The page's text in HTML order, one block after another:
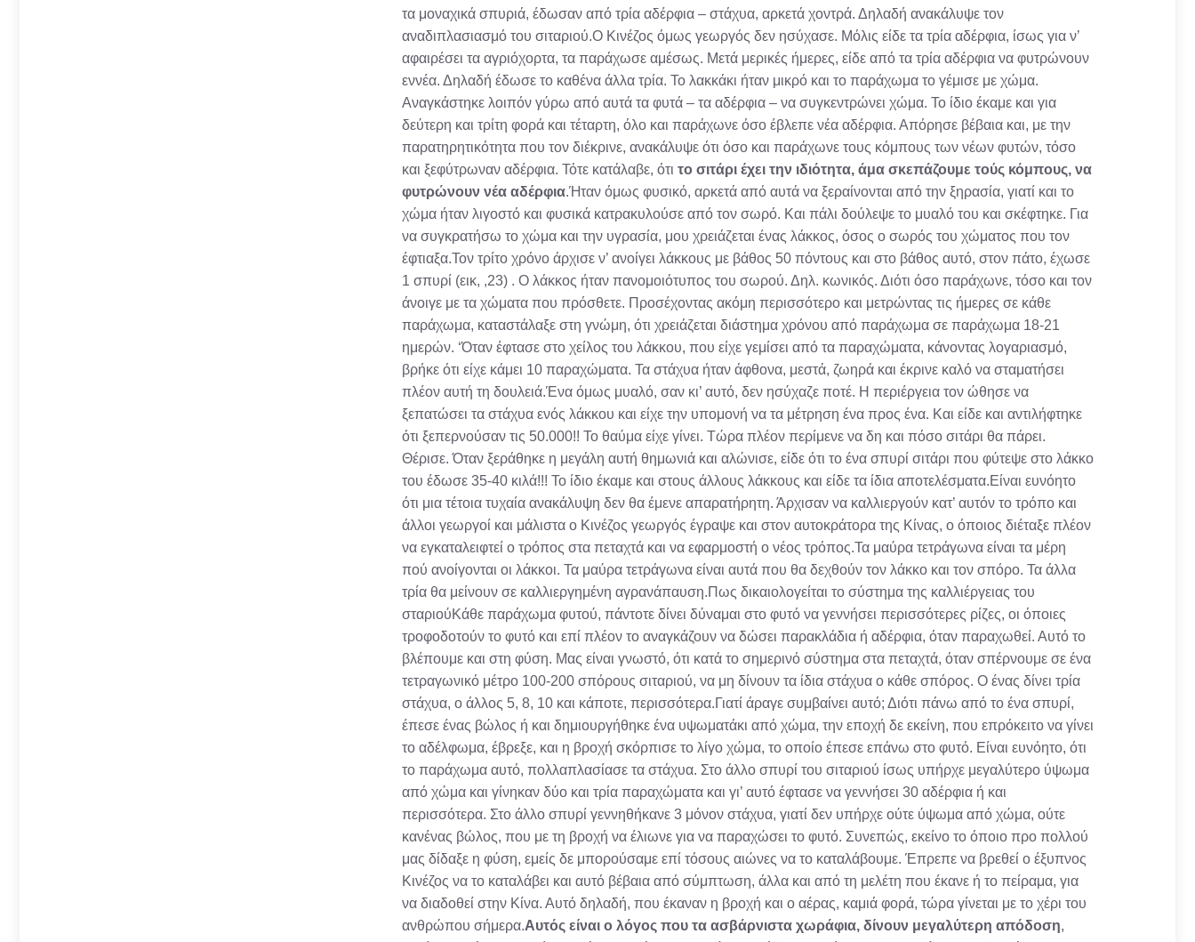
τα μοναχικά σπυριά, έδωσαν από τρία αδέρφια – στάχυα, αρκετά χοντρά. Δηλαδή ανακάλυψε τον
αναδιπλασιασμό του σιταριού.Ο Κινέζος όμως γεωργός δεν ησύχασε. Μόλις είδε τα τρία αδέρφια, ίσως για ν’
αφαιρέσει τα αγριόχορτα, τα παράχωσε αμέσως. Μετά μερικές ήμερες, είδε από τα τρία αδέρφια να φυτρώνουν
εννέα. Δηλαδή έδωσε το καθένα άλλα τρία. Το λακκάκι ήταν μικρό και το παράχωμα το γέμισε με χώμα.
Αναγκάστηκε λοιπόν γύρω από αυτά τα φυτά – τα αδέρφια – να συγκεντρώνει χώμα. Το ίδιο έκαμε και για
δεύτερη και τρίτη φορά και τέταρτη, όλο και παράχωνε όσο έβλεπε νέα αδέρφια. Απόρησε βέβαια και, με την
παρατηρητικότητα που τον διέκρινε, ανακάλυψε ότι όσο και παράχωνε τους κόμπους των νέων φυτών, τόσο
και ξεφύτρωναν αδέρφια. Τότε κατάλαβε, ότι το σιτάρι έχει την ιδιότητα, άμα σκεπάζουμε τούς κόμπους, να
φυτρώνουν νέα αδέρφια.Ήταν όμως φυσικό, αρκετά από αυτά να ξεραίνονται από την ξηρασία, γιατί και το
χώμα ήταν λιγοστό και φυσικά κατρακυλούσε από τον σωρό. Και πάλι δούλεψε το μυαλό του και σκέφτηκε. Για
να συγκρατήσω το χώμα και την υγρασία, μου χρειάζεται ένας λάκκος, όσος ο σωρός του χώματος που τον
έφτιαξα.Τον τρίτο χρόνο άρχισε ν’ ανοίγει λάκκους με βάθος 50 πόντους και στο βάθος αυτό, στον πάτο, έχωσε
1 σπυρί (εικ, ,23) . Ο λάκκος ήταν πανομοιότυπος του σωρού. Δηλ. κωνικός. Διότι όσο παράχωνε, τόσο και τον
άνοιγε με τα χώματα που πρόσθετε. Προσέχοντας ακόμη περισσότερο και μετρώντας τις ήμερες σε κάθε
παράχωμα, καταστάλαξε στη γνώμη, ότι χρειάζεται διάστημα χρόνου από παράχωμα σε παράχωμα 18-21
ημερών. ‘Όταν έφτασε στο χείλος του λάκκου, που είχε γεμίσει από τα παραχώματα, κάνοντας λογαριασμό,
βρήκε ότι είχε κάμει 10 παραχώματα. Τα στάχυα ήταν άφθονα, μεστά, ζωηρά και έκρινε καλό να σταματήσει
πλέον αυτή τη δουλειά.Ένα όμως μυαλό, σαν κι’ αυτό, δεν ησύχαζε ποτέ. Η περιέργεια τον ώθησε να
ξεπατώσει τα στάχυα ενός λάκκου και είχε την υπομονή να τα μέτρηση ένα προς ένα. Και είδε και αντιλήφτηκε
ότι ξεπερνούσαν τις 50.000!! Το θαύμα είχε γίνει. Τώρα πλέον περίμενε να δη και πόσο σιτάρι θα πάρει.
Θέρισε. Όταν ξεράθηκε η μεγάλη αυτή θημωνιά και αλώνισε, είδε ότι το ένα σπυρί σιτάρι που φύτεψε στο λάκκο
του έδωσε 35-40 κιλά!!! Το ίδιο έκαμε και στους άλλους λάκκους και είδε τα ίδια αποτελέσματα.Είναι ευνόητο
ότι μια τέτοια τυχαία ανακάλυψη δεν θα έμενε απαρατήρητη. Άρχισαν να καλλιεργούν κατ’ αυτόν το τρόπο και
άλλοι γεωργοί και μάλιστα ο Κινέζος γεωργός έγραψε και στον αυτοκράτορα της Κίνας, ο όποιος διέταξε πλέον
να εγκαταλειφτεί ο τρόπος στα πεταχτά και να εφαρμοστή ο νέος τρόπος.Τα μαύρα τετράγωνα είναι τα μέρη
πού ανοίγονται οι λάκκοι. Τα μαύρα τετράγωνα είναι αυτά που θα δεχθούν τον λάκκο και τον σπόρο. Τα άλλα
τρία θα μείνουν σε καλλιεργημένη αγρανάπαυση.Πως δικαιολογείται το σύστημα της καλλιέργειας του
σταριούΚάθε παράχωμα φυτού, πάντοτε δίνει δύναμαι στο φυτό να γεννήσει περισσότερες ρίζες, οι όποιες
τροφοδοτούν το φυτό και επί πλέον το αναγκάζουν να δώσει παρακλάδια ή αδέρφια, όταν παραχωθεί. Αυτό το
βλέπουμε και στη φύση. Μας είναι γνωστό, ότι κατά το σημερινό σύστημα στα πεταχτά, όταν σπέρνουμε σε ένα
τετραγωνικό μέτρο 100-200 σπόρους σιταριού, να μη δίνουν τα ίδια στάχυα ο κάθε σπόρος. Ο ένας δίνει τρία
στάχυα, ο άλλος 5, 8, 10 και κάποτε, περισσότερα.Γιατί άραγε συμβαίνει αυτό; Διότι πάνω από το ένα σπυρί,
έπεσε ένας βώλος ή και δημιουργήθηκε ένα υψωματάκι από χώμα, την εποχή δε εκείνη, που επρόκειτο να γίνει
το αδέλφωμα, έβρεξε, και η βροχή σκόρπισε το λίγο χώμα, το οποίο έπεσε επάνω στο φυτό. Είναι ευνόητο, ότι
το παράχωμα αυτό, πολλαπλασίασε τα στάχυα. Στο άλλο σπυρί του σιταριού ίσως υπήρχε μεγαλύτερο ύψωμα
από χώμα και γίνηκαν δύο και τρία παραχώματα και γι’ αυτό έφτασε να γεννήσει 30 αδέρφια ή και
περισσότερα. Στο άλλο σπυρί γεννηθήκανε 3 μόνον στάχυα, γιατί δεν υπήρχε ούτε ύψωμα από χώμα, ούτε
κανένας βώλος, που με τη βροχή να έλιωνε για να παραχώσει το φυτό. Συνεπώς, εκείνο το όποιο προ πολλού
μας δίδαξε η φύση, εμείς δε μπορούσαμε επί τόσους αιώνες να το καταλάβουμε. Έπρεπε να βρεθεί ο έξυπνος
Κινέζος να το καταλάβει και αυτό βέβαια από σύμπτωση, άλλα και από τη μελέτη που έκανε ή το πείραμα, για
να διαδοθεί στην Κίνα. Αυτό δηλαδή, που έκαναν η βροχή και ο αέρας, καμιά φορά, τώρα γίνεται με το χέρι του
ανθρώπου σήμερα.Αυτός είναι ο λόγος που τα ασβάρνιστα χωράφια, δίνουν μεγαλύτερη απόδοση,